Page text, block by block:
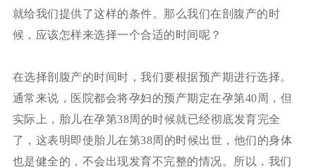
就给我们提供了这样的条件。那么我们在剖腹产的时
候，应该怎样来选择一个合适的时间呢？
在选择剖腹产的时间时，我们要根据预产期进行选择。
通常来说，医院都会将孕妇的预产期定在孕第40周，但
实际上，胎儿在孕第38周的时候就已经彻底发育完全
了，这表明即使胎儿在第38周的时候出世，他们的身体
也是健全的，不会出现发育不完整的情况。所以，我们